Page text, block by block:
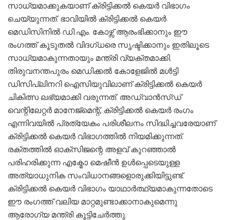
സാധ്യമാക്കുകയാണ് ക്രിട്ടിക്കൽ കെയർ വിഭാഗം
ചെയ്യുന്നത്. ഭാവിയിൽ ക്രിട്ടിക്കൽ കെയർ
മെഡിസിനിൽ ഡി.എം. കോഴ്സ് ആരംഭിക്കാനും ഈ
രംഗത്ത് കൂടുതൽ വിദഗ്ധരെ സൃഷ്ടിക്കാനും ഇതിലൂടെ
സാധ്യമാകുന്നതായും മന്ത്രി വ്യക്തമാക്കി.
തിരുവനന്തപുരം മെഡിക്കൽ കോളേജിൽ മൾട്ടി
ഡിസിപ്ലിനറി ഐസിയുവിലാണ് ക്രിട്ടിക്കൽ കെയർ
ചികിത്സ ലഭ്യമാക്കി വരുന്നത്. അഡ്വാൻസ്ഡ്
വെന്റിലേറ്റർ മാനേജ്മെന്റ്, ക്രിട്ടിക്കൽ കെയർ രംഗം
എന്നിവയിൽ പ്രത്യേകം പരിശീലനം സിദ്ധിച്ചവരേയാണ്
ക്രിട്ടിക്കൽ കെയർ വിഭാഗത്തിൽ നിയമിക്കുന്നത്.
രക്തത്തിൽ ഓക്സിജന്റെ അളവ് കുറഞ്ഞാൽ
പരിഹരിക്കുന്ന എക്മോ മെഷീൻ ഉൾപ്പെടെയുള്ള
അത്യാധുനിക സംവിധാനങ്ങളൊരുക്കിയിട്ടുണ്ട്.
ക്രിട്ടിക്കൽ കെയർ വിഭാഗം യാഥാർത്ഥ്യമാകുന്നതോടെ
ഈ രംഗത്ത് വലിയ മാറ്റമുണ്ടാക്കാനാകുമെന്നു
ആരോഗ്യ മന്ത്രി കൂട്ടിചേർത്തു.